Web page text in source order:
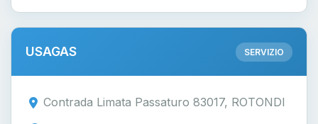
USAGAS SERVIZIO
Contrada Limata Passaturo 83017, ROTONDI